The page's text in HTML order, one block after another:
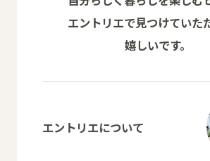
エントリエで見つけていた
嬉しいです。
エントリエについて